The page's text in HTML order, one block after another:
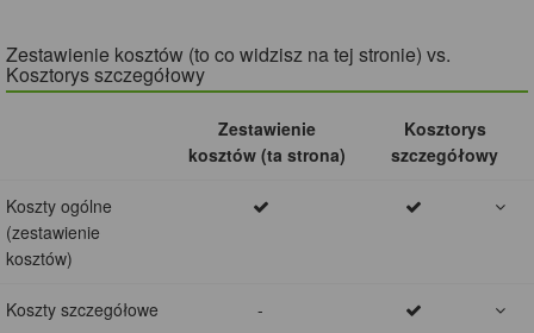
Zestawienie kosztów (to co widzisz na tej stronie) vs.
Kosztorys szczegółowy
Zestawienie
kosztów (ta strona)
Kosztorys
szczegółowy
Koszty ogólne
(zestawienie
kosztów)
Koszty szczegółowe -